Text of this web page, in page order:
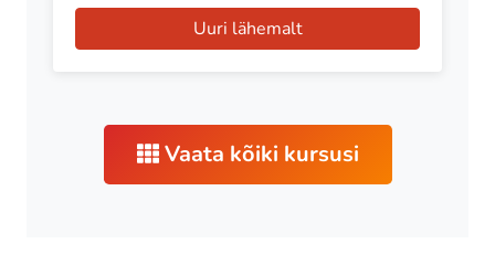
Uuri lähemalt
Vaata kõiki kursusi